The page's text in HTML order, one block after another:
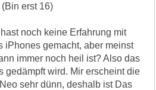
erst 16)
noch keine Erfahrung mit
iPhones gemacht, aber meinst
immer noch heil ist? Also das
gedämpft wird. Mir erscheint die
sehr dünn, deshalb ist Das